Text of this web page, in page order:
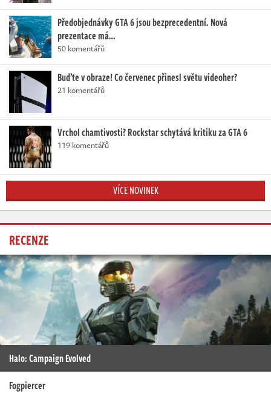
Předobjednávky GTA 6 jsou bezprecedentní. Nová
prezentace má…
50 komentářů
Buďte v obraze! Co červenec přinesl světu videoher?
21 komentářů
Vrchol chamtivosti? Rockstar schytává kritiku za GTA 6
119 komentářů
VÍCE NOVINEK
RECENZE
Halo: Campaign Evolved
Fogpiercer